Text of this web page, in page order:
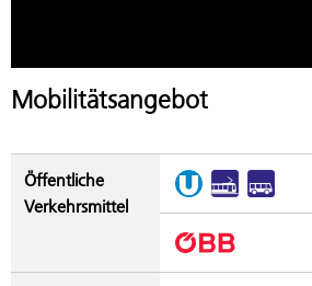
Mobilitätsangebot
Öffentliche
Verkehrsmittel